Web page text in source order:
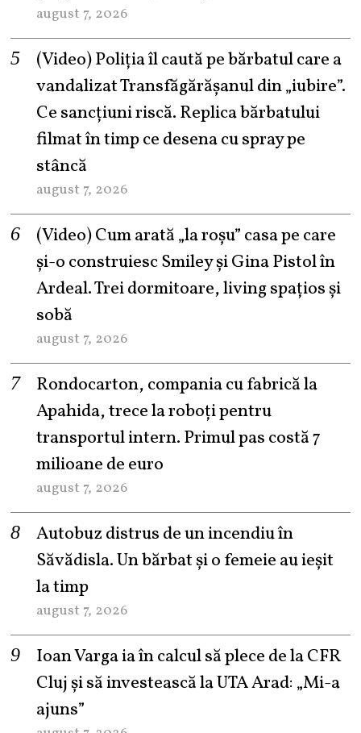
august 7, 2026
(Video) Poliția îl caută pe bărbatul care a
vandalizat Transfăgărășanul din „iubire”.
Ce sancțiuni riscă. Replica bărbatului
filmat în timp ce desena cu spray pe
stâncă
august 7, 2026
(Video) Cum arată „la roşu” casa pe care
şi-o construiesc Smiley şi Gina Pistol în
Ardeal. Trei dormitoare, living spațios și
sobă
august 7, 2026
Rondocarton, compania cu fabrică la
Apahida, trece la roboți pentru
transportul intern. Primul pas costă 7
milioane de euro
august 7, 2026
Autobuz distrus de un incendiu în
Săvădisla. Un bărbat și o femeie au ieșit
la timp
august 7, 2026
Ioan Varga ia în calcul să plece de la CFR
Cluj și să investească la UTA Arad: „Mi-a
ajuns”